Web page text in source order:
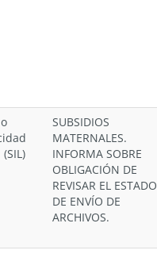
SUBSIDIOS
MATERNALES.
INFORMA SOBRE
OBLIGACIÓN DE
REVISAR EL ESTADO
DE ENVÍO DE
ARCHIVOS.